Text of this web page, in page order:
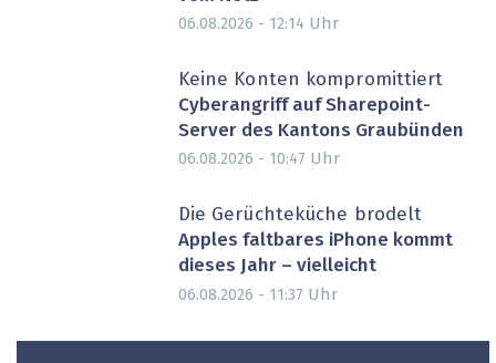
06.08.2026 - 12:14 Uhr
Keine Konten kompromittiert
Cyberangriff auf Sharepoint-
Server des Kantons Graubünden
06.08.2026 - 10:47 Uhr
Die Gerüchteküche brodelt
Apples faltbares iPhone kommt
dieses Jahr – vielleicht
06.08.2026 - 11:37 Uhr